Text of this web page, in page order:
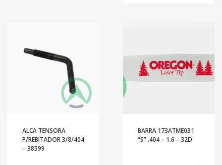
ALCA TENSORA
P/REBITADOR 3/8/404
– 38599
BARRA 173ATME031
“S” .404 – 1.6 – 32D